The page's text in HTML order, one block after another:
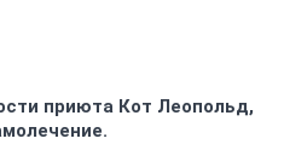
приюта Кот Леопольд,